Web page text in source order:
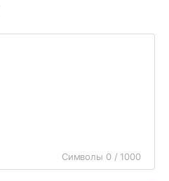
Символы 0 / 1000